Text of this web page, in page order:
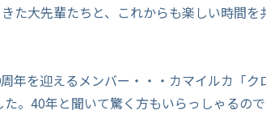
た大先輩たちと、これからも楽しい時間を
周年を迎えるメンバー・・・カマイルカ「ク
。40年と聞いて驚く方もいらっしゃるの